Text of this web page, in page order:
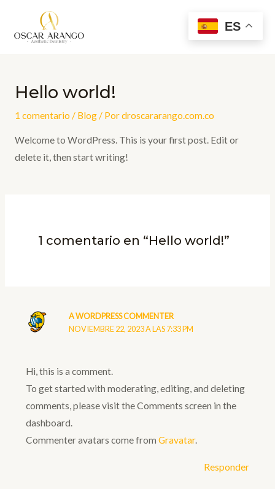
contenido
Hello world!
1 comentario / Blog/ Pordroscararango.com.co
Welcome to WordPress. This is your first post. Edit or
delete it, then start writing!
1 comentario en “Hello world!”
A WORDPRESS COMMENTER
NOVIEMBRE 22, 2023 A LAS 7:33 PM
Hi, this is a comment.
To get started with moderating, editing, and deleting
comments, please visit the Comments screen in the
dashboard.
Commenter avatars come from Gravatar.
Responder
ES